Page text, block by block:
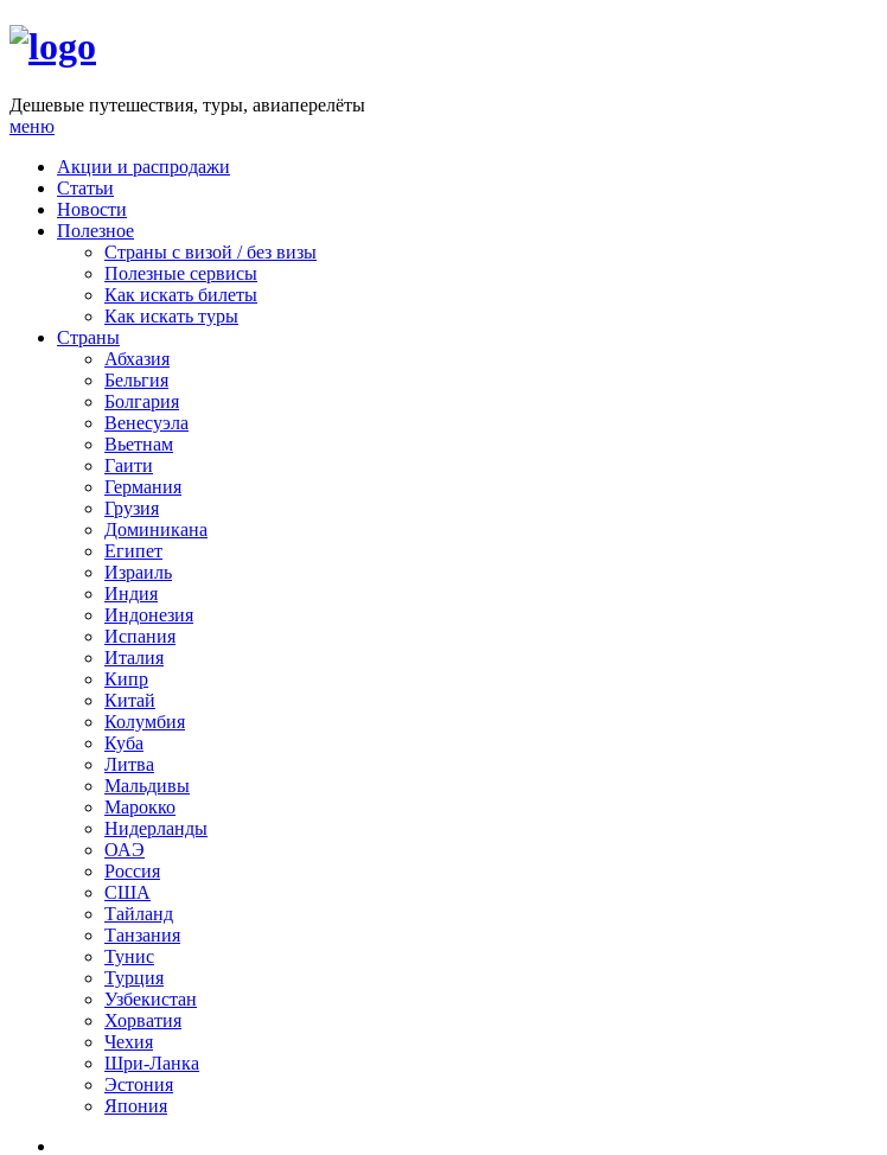
Дешевые путешествия, туры, авиаперелёты
меню
Акции и распродажи
Статьи
Новости
Полезное
Cтраны с визой / без визы
Полезные сервисы
Как искать билеты
Как искать туры
Страны
Абхазия
Бельгия
Болгария
Венесуэла
Вьетнам
Гаити
Германия
Грузия
Доминикана
Египет
Израиль
Индия
Индонезия
Испания
Италия
Кипр
Китай
Колумбия
Куба
Литва
Мальдивы
Марокко
Нидерланды
ОАЭ
Россия
США
Тайланд
Танзания
Тунис
Турция
Узбекистан
Хорватия
Чехия
Шри-Ланка
Эстония
Япония